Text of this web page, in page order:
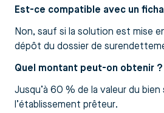
Est-ce compatible avec un
Non, sauf si la solution est mise
dépôt du dossier de
Quel montant peut-on obtenir ?
Jusqu’à 60 % de la valeur du
l’établissement prêteur.